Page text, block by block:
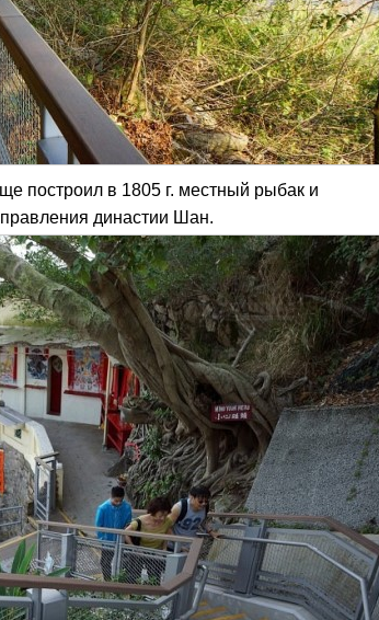
построил в 1805 г. местный рыбак и
династии Шан.